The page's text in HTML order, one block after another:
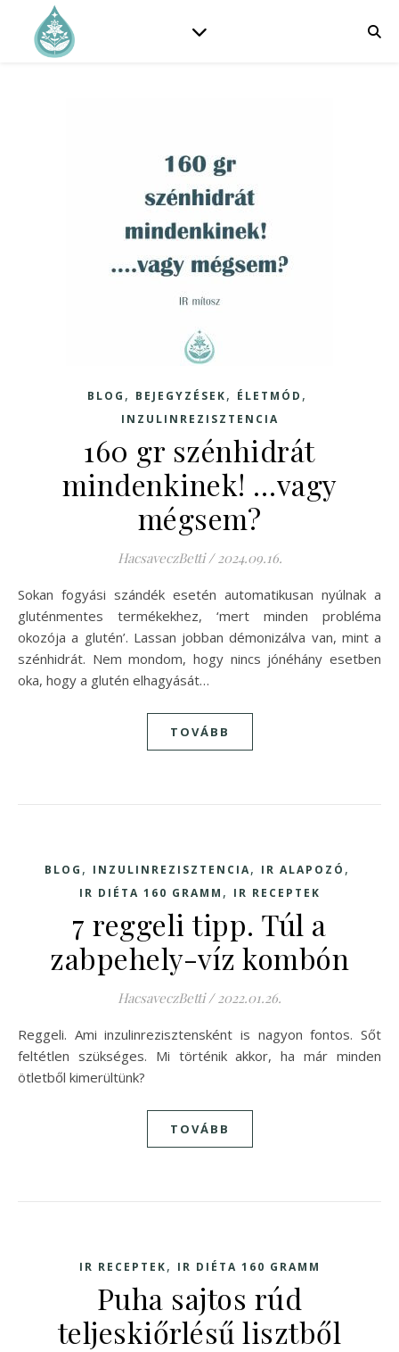
BLOG , BEJEGYZÉSEK, ÉLETMÓD ,
INZULINREZISZTENCIA
160 gr szénhidrát
mindenkinek! …vagy
mégsem?
HacsaveczBetti / 2024.09.16.
Sokan fogyási szándék esetén automatikusan nyúlnak a
gluténmentes termékekhez, ‘mert minden probléma
okozója a glutén’. Lassan jobban démonizálva van, mint a
szénhidrát. Nem mondom, hogy nincs jónéhány esetben
oka, hogy a glutén elhagyását…
TOVÁBB
BLOG , INZULINREZISZTENCIA, IR ALAPOZÓ ,
IR DIÉTA 160 GRAMM , IR RECEPTEK
7 reggeli tipp. Túl a
zabpehely-víz kombón
HacsaveczBetti / 2022.01.26.
Reggeli. Ami inzulinrezisztensként is nagyon fontos. Sőt
feltétlen szükséges. Mi történik akkor, ha már minden
ötletből kimerültünk?
TOVÁBB
IR RECEPTEK, IR DIÉTA 160 GRAMM
Puha sajtos rúd
teljeskiőrlésű lisztből